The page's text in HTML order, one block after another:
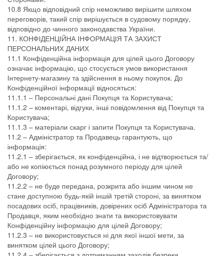
10.8 Якщо відповідний спір неможливо вирішити шляхом
переговорів, такий спір вирішується в судовому порядку,
відповідно до чинного законодавства України.
11. КОНФІДЕНЦІЙНА ІНФОРМАЦІЯ ТА ЗАХИСТ
ПЕРСОНАЛЬНИХ ДАНИХ
11.1 Конфіденційна інформація для цілей цього Договору
означає інформацію, що стосується умов використання
Інтернету-магазину та здійснення в ньому покупок. До
Конфіденційної інформації відносяться:
11.1.1 – Персональні дані Покупця та Користувача;
11.1.2 – коментарі, відгуки, інші повідомлення від Покупця та
Користувача;
11.1.3 – матеріали скарг і запити Покупця та Користувача.
11.2 – Адміністратор та Продавець гарантують, що
інформація:
11.2.1 – зберігається, як конфіденційна, і не відтворюється та/
або не копіюється понад розумного періоду для цілей
Договору;
11.2.2 – не буде передана, розкрита або іншим чином не
стане доступною будь-якій іншій третій стороні, за винятком
посадових осіб, працівників, довірених осіб Адміністратора та
Продавця, яким необхідно знати та використовувати
Конфіденційну інформацію для цілей Договору;
11.2.3 – не використовується ні для якої іншої мети, за
винятком цілей цього Договору;